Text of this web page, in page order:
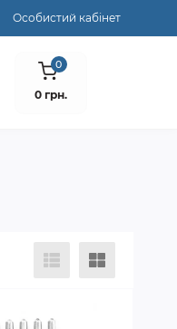
Особистий кабінет
0
0 грн.